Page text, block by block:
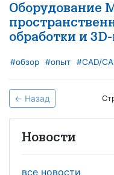
Оборудование
обработки и
#обзор #опыт #CAD/
← Назад
Новости
все новости